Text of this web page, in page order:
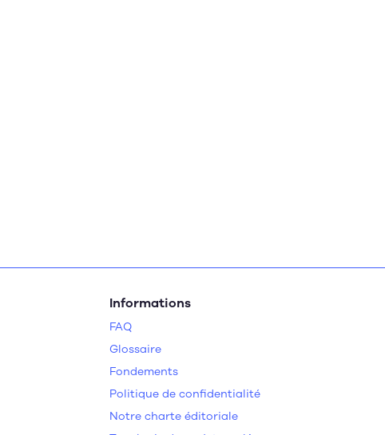
Informations
FAQ
Glossaire
Fondements
Politique de confidentialité
Notre charte éditoriale